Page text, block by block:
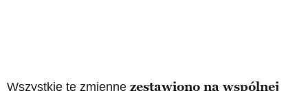
Wszystkie te zmienne zestawiono na wspólnej